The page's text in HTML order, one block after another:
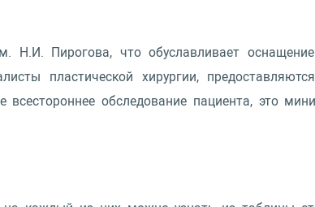
Н.И. Пирогова, что обуславливает
пластической хирургии,
обследование пациента, это